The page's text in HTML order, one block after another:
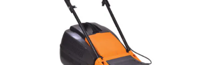
DODAJ U KORPU /